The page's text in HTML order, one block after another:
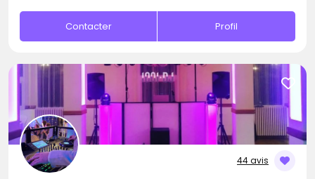
Contacter Profil
44 avis